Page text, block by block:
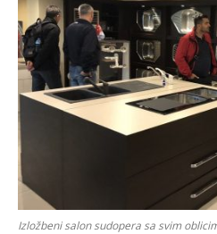
Izložbeni salon sudopera sa svim